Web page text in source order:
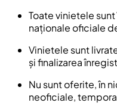
Toate vinietele
naționale oficiale
Vinietele sunt
și finalizarea
Nu sunt oferite, în
neoficiale,